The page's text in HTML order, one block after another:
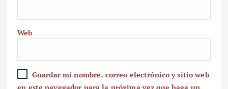
Web
Guardar mi nombre, correo electrónico y sitio web